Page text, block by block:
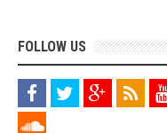
FOLLOW US